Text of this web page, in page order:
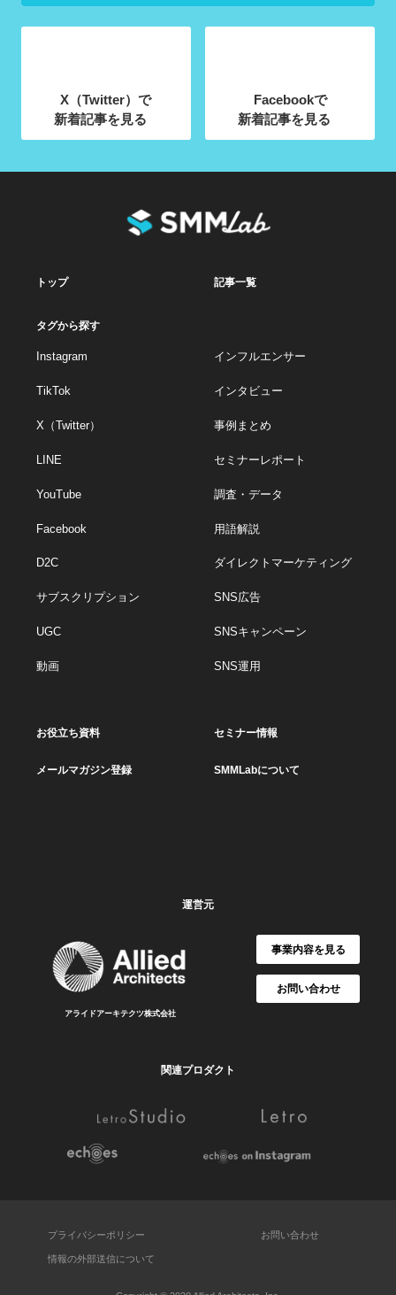
X（Twitter）で
新着記事を見る
Facebookで
新着記事を見る
トップ 記事一覧
タグから探す
Instagram
TikTok
X（Twitter）
LINE
YouTube
Facebook
D2C
サブスクリプション
UGC
動画
インフルエンサー
インタビュー
事例まとめ
セミナーレポート
調査・データ
用語解説
ダイレクトマーケティング
SNS広告
SNSキャンペーン
SNS運用
お役立ち資料 セミナー情報
メールマガジン登録 SMMLabについて
運営元
アライドアーキテクツ株式会社
事業内容を見る
お問い合わせ
関連プロダクト
プライバシーポリシー お問い合わせ
情報の外部送信について